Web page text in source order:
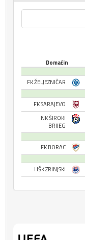
Domaćin
FK ŽELJEZNIČAR
FK SARAJEVO
NK ŠIROKI
BRIJEG
FK BORAC
HŠK ZRINJSKI